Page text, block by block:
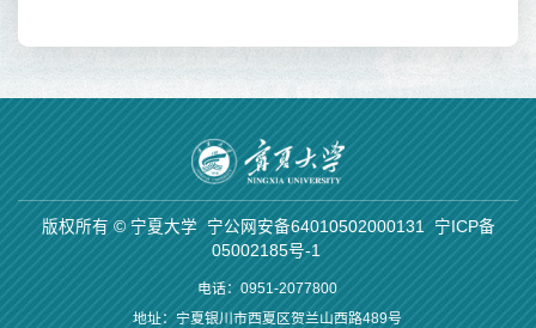
版权所有 © 宁夏大学宁公网安备64010502000131
宁ICP备
05002185号-1
电话：0951-2077800
地址：宁夏银川市西夏区贺兰山西路489号